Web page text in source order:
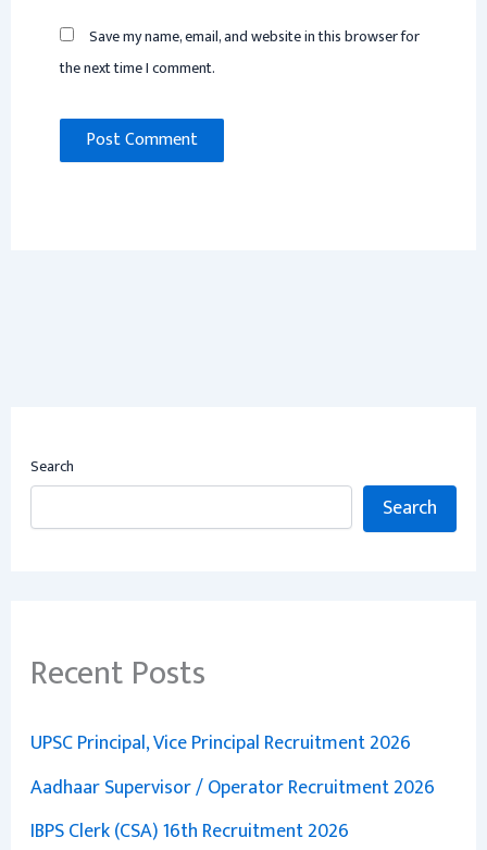
Save my name, email, and website in this browser for
the next time I comment.
Search
Search
Recent Posts
UPSC Principal, Vice Principal Recruitment 2026
Aadhaar Supervisor / Operator Recruitment 2026
IBPS Clerk (CSA) 16th Recruitment 2026